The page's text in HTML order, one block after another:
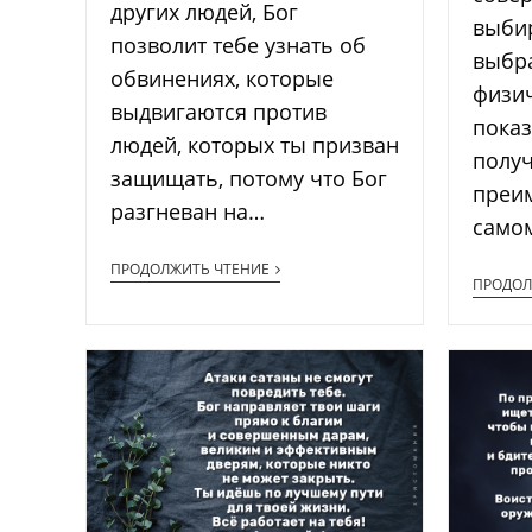
других людей, Бог
позволит тебе узнать об
обвинениях, которые
выдвигаются против
людей, которых ты призван
защищать, потому что Бог
разгневан на…
ПРОДОЛЖИТЬ ЧТЕНИЕ